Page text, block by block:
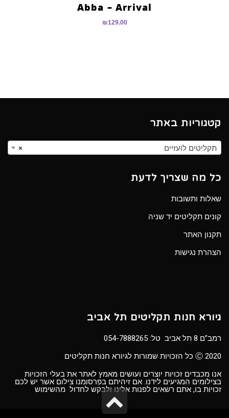
Abba – Arrival
₪129.00
קטגוריות באתר
× תקליטים לועזיים
כל מה שצריך לדעת
שאלות ותשובות
קונים תקליטים יד שניה
תקנון האתר
הצהרת נגישות
גיורא חנות תקליטים תל אביב
רמב”ם 8 תל אביב טל:
054-7888265
Ⓒ 2020 כל הזכויות שמורות לגיורא חנות תקליטים
אנו מכבדים זכויות יוצרים ועושים מאמץ לאתר את בעלי הזכויות
בצילומים המגיעים לידנו. אם זיהיתם בפרסומנו צילום אשר יש לכם
זכויות בו, אתם רשאים לפנות אלינו ולבקש לחדול מהשימוש
גלילה